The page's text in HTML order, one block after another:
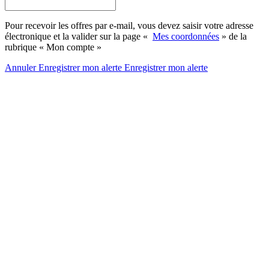
Pour recevoir les offres par e-mail, vous devez saisir votre adresse
électronique et la valider sur la page « Mes coordonnées » de la
rubrique « Mon compte »
AnnulerEnregistrer mon alerte Enregistrermon alerte